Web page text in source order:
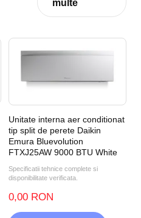
multe
Unitate interna aer conditionat
tip split de perete Daikin
Emura Bluevolution
FTXJ25AW 9000 BTU White
Specificatii tehnice complete si
disponibilitate verificata.
0,00 RON